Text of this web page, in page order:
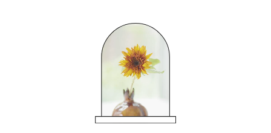
コウケンテツのヒトワザ巡り
ノーラのフィンランド旅気分
吉田羊さんの着物と12のアソビゴコロ
長谷川あかりさんの今週もお疲れ様つまみ